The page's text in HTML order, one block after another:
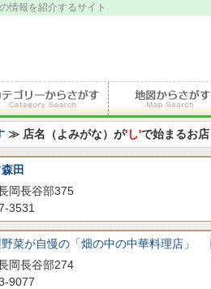
情報を紹介するサイト
≫ 店名（よみがな）が'し'で始まるお店
田
岡長谷部375
3531
菜が自慢の「畑の中の中華料理店」
岡長谷部274
9077